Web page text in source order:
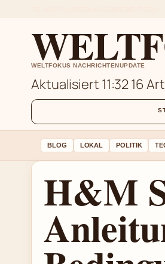
WELTFOKUS NACHRICHTENUPDATE
Aktualisiert 11:3216
BLOG LOKAL POLITIK
H&M